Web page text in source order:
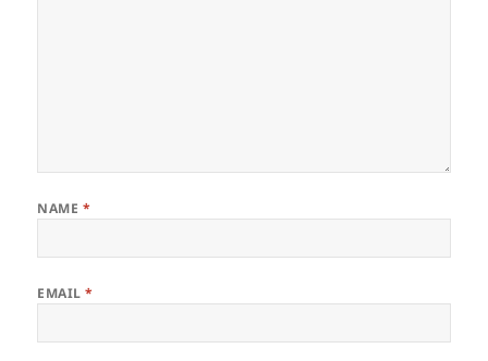
NAME *
EMAIL*